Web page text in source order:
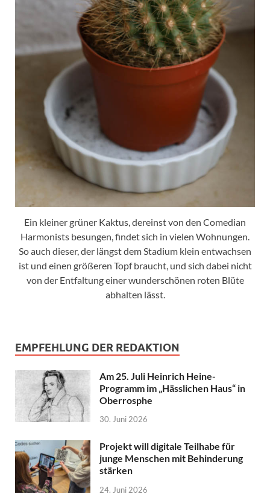
Ein kleiner grüner Kaktus, dereinst von den Comedian
Harmonists besungen, findet sich in vielen Wohnungen.
So auch dieser, der längst dem Stadium klein entwachsen
ist und einen größeren Topf braucht, und sich dabei nicht
von der Entfaltung einer wunderschönen roten Blüte
abhalten lässt.
EMPFEHLUNG DER REDAKTION
Am 25. Juli Heinrich Heine-
Programm im „Hässlichen Haus“ in
Oberrosphe
30. Juni 2026
Projekt will digitale Teilhabe für
junge Menschen mit Behinderung
stärken
24. Juni 2026